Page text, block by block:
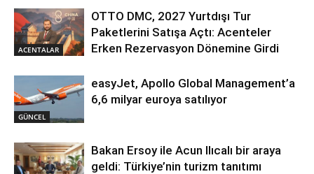
ACENTALAR
OTTO DMC, 2027 Yurtdışı Tur
Paketlerini Satışa Açtı: Acenteler
Erken Rezervasyon Dönemine Girdi
GÜNCEL
easyJet, Apollo Global Management’a
6,6 milyar euroya satılıyor
Bakan Ersoy ile Acun Ilıcalı bir araya
geldi: Türkiye’nin turizm tanıtımı